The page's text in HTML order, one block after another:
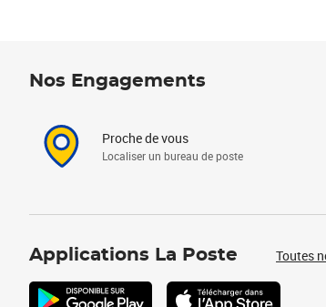
Nos Engagements
Proche de vous
Localiser un bureau de poste
Applications La Poste Toutes